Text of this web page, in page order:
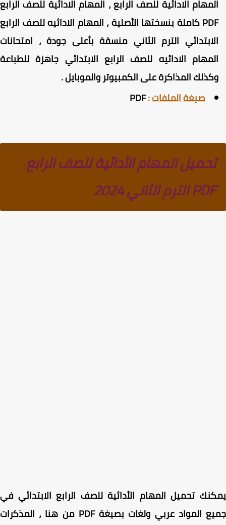
الادائية للصف الرابع ، المهام الادائية للصف الرابع
PDF كاملة بنسختها الأصلية ، المهام الادائيه للصف الرابع
الترم الثاني منسقة بأعلى جودة ، امتحانات
الادائيه للصف الرابع الابتدائي جاهزة للطباعة
المذاكرة على الكمبيوتر والموبايل .
صيغة الملفات:
PDF
تحميل المهام الأدائية للصف الرابع
PDF الترم الثاني 2024
تحميل المهام الأدائية للصف الرابع الابتدائي في
المواد عربي ولغات
بصيغة PDF من هنا ، المذكرات